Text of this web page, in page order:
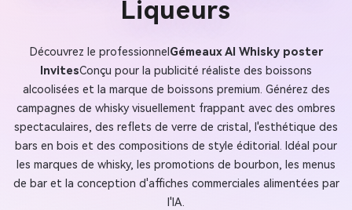
Liqueurs
Découvrez le professionnel Gémeaux AI Whisky poster
InvitesConçu pour la publicité réaliste des boissons
alcoolisées et la marque de boissons premium. Générez des
campagnes de whisky visuellement frappant avec des ombres
spectaculaires, des reflets de verre de cristal, l'esthétique des
bars en bois et des compositions de style éditorial. Idéal pour
les marques de whisky, les promotions de bourbon, les menus
de bar et la conception d'affiches commerciales alimentées par
l'IA.